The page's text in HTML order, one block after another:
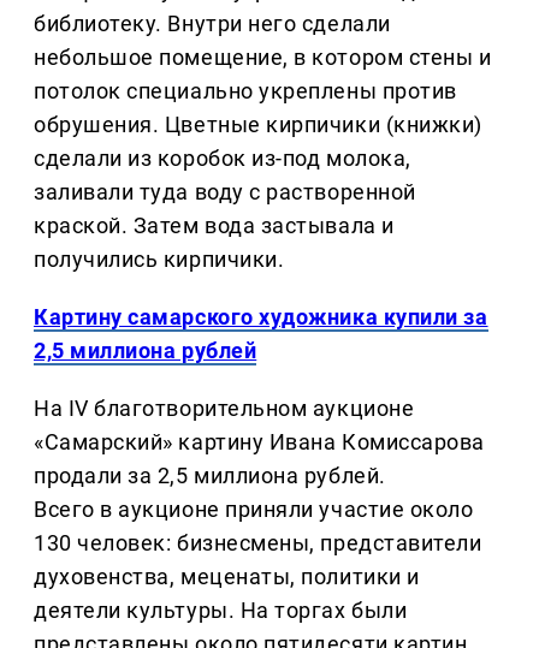
библиотеку. Внутри него сделали
небольшое помещение, в котором стены и
потолок специально укреплены против
обрушения. Цветные кирпичики (книжки)
сделали из коробок из-под молока,
заливали туда воду с растворенной
краской. Затем вода застывала и
получились кирпичики.
Картину самарского художника купили за
2,5 миллиона рублей
На IV благотворительном аукционе
«Самарский» картину Ивана Комиссарова
продали за 2,5 миллиона рублей.
Всего в аукционе приняли участие около
130 человек: бизнесмены, представители
духовенства, меценаты, политики и
деятели культуры. На торгах были